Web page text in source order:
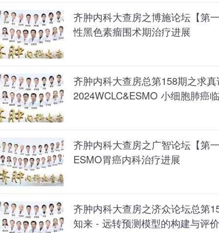
齐肿内科大查房之博施论坛【第
性黑色素瘤围术期治疗进展
齐肿内科大查房总第158期之求
2024WCLC&ESMO 小细胞肺癌
齐肿内科大查房之广智论坛【第
ESMO胃癌内科治疗进展
齐肿内科大查房之济众论坛总第
知来 - 远转预测模型的构建与评价